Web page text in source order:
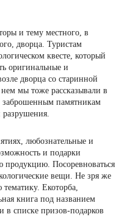
и тему местного, в
дворца. Туристам
квесте, который
оригинальные и
дворца со старинной
мы тоже рассказывали в
памятникам
разрушения.
любознательные и
и подарки
продукцию. Посоревноваться
вещи. Не зря же
Екоторба,
книга под названием
списке призов-подарков